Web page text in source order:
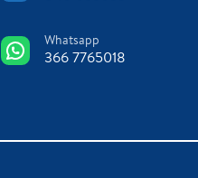
Whatsapp
366 7765018